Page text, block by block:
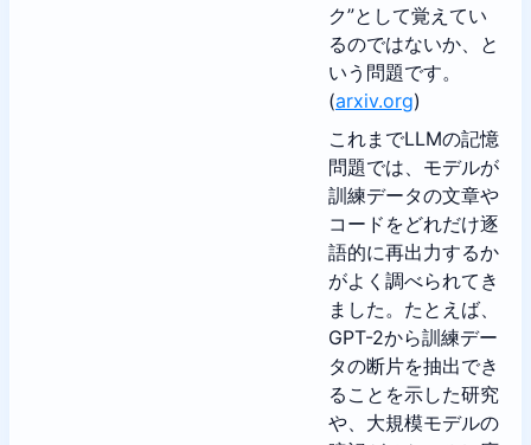
ク”として覚えてい
るのではないか、と
いう問題です。
(arxiv.org)
これまでLLMの記憶
問題では、モデルが
訓練データの文章や
コードをどれだけ逐
語的に再出力するか
がよく調べられてき
ました。たとえば、
GPT-2から訓練デー
タの断片を抽出でき
ることを示した研究
や、大規模モデルの